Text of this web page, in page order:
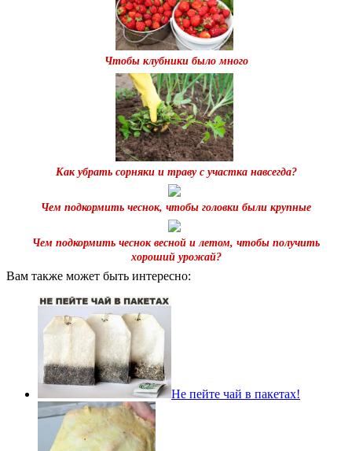
Чтобы клубники было много
Как убрать сорняки и траву с участка навсегда?
Чем подкормить чеснок, чтобы головки были крупные
Чем подкормить чеснок весной и летом, чтобы получить
хороший урожай?
Вам также может быть интересно:
Не пейте чай в пакетах!